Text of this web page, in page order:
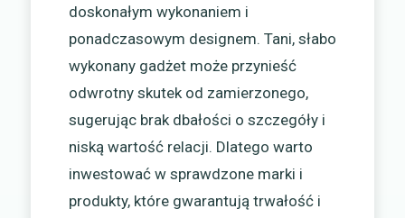
doskonałym wykonaniem i
ponadczasowym designem. Tani, słabo
wykonany gadżet może przynieść
odwrotny skutek od zamierzonego,
sugerując brak dbałości o szczegóły i
niską wartość relacji. Dlatego warto
inwestować w sprawdzone marki i
produkty, które gwarantują trwałość i